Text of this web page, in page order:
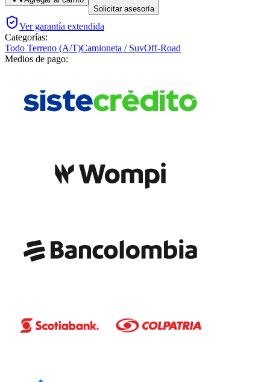
Solicitar asesoría
Ver garantía extendida
Categorías:
Todo Terreno (A/T)Camioneta / SuvOff-Road
Medios de pago: